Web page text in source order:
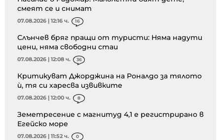
смеят се и снимат
07.08.2026 | 12:16 ч. 16
Слънчев бряг пращи от туристи: Няма надути
цени, няма свободни стаи
07.08.2026 | 12:08 ч. 36
Критикуват Джорджина на Роналдо за тялото
ѝ, тя си харесва извивките
07.08.2026 | 12:00 ч. 8
Земетресение с магнитуд 4,1 е регистрирано в
Егейско море
07.08.2026 | 11:52 ч. 0